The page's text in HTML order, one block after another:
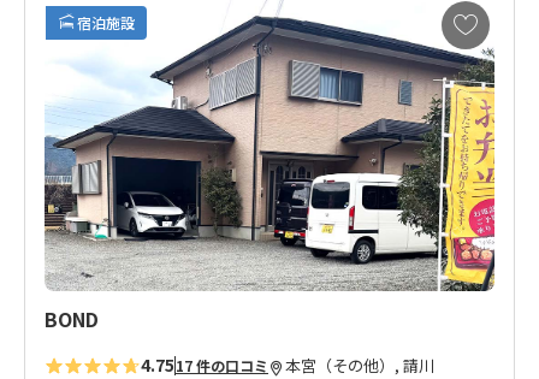
することなくゆったりと絶景の自然を満喫いただけます。
熊野古道歩きのお客様はもちろん、都会を離れ自然の真ん中で
時間を過ごしたい方にもオススメのお宿です。
■ご予約受付について
お申込みの受付はご利用希望日の４ケ月前からです。
宿泊施設
お
気
に
入
り
に
追
加
BOND
4.7517 件の口コミ
本宮（その他）, 請川